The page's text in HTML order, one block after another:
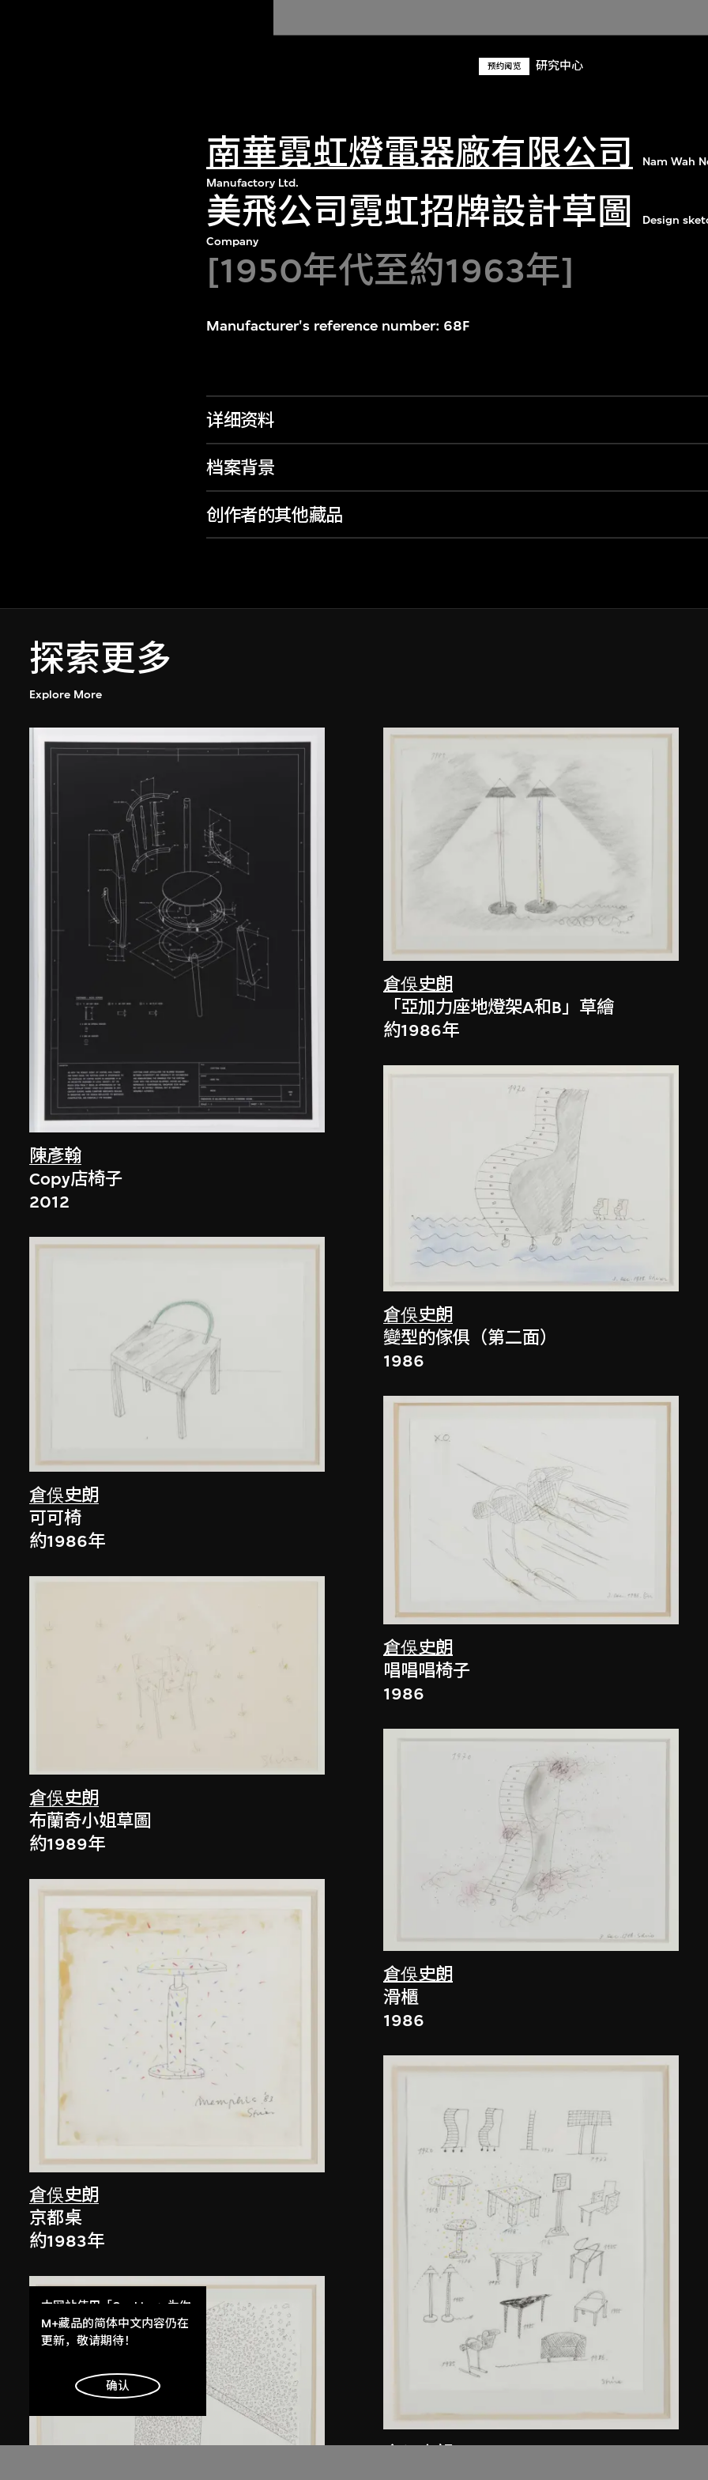
预约阅览 研究中心
南華霓虹燈電器廠有限公司
Nam Wah
Manufactory Ltd.
美飛公司霓虹招牌設計草圖
Design
Company
[1950年代至約1963年]
Manufacturer's reference number: 68F
详细资料
档案背景
创作者的其他藏品
探索更多
Explore More
陳彥翰
Copy店椅子
2012
倉俁史朗
可可椅
約1986年
倉俁史朗
布蘭奇小姐草圖
約1989年
倉俁史朗
京都桌
約1983年
倉俁史朗
「亞加力座地燈架A和B」草繪
約1986年
倉俁史朗
變型的傢俱（第二面）
1986
倉俁史朗
唱唱唱椅子
1986
倉俁史朗
滑櫃
1986
本网站使用「Cookies」为你
提供最好的网站体验。
了解更多
明白
M+藏品的简体中文内容仍在
更新，敬请期待！
确认